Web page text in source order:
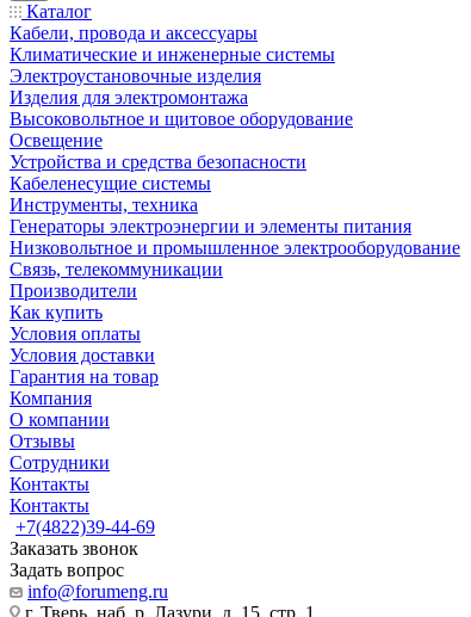
Каталог
Кабели, провода и аксессуары
Климатические и инженерные системы
Электроустановочные изделия
Изделия для электромонтажа
Высоковольтное и щитовое оборудование
Освещение
Устройства и средства безопасности
Кабеленесущие системы
Инструменты, техника
Генераторы электроэнергии и элементы питания
Низковольтное и промышленное электрооборудование
Связь, телекоммуникации
Производители
Как купить
Условия оплаты
Условия доставки
Гарантия на товар
Компания
О компании
Отзывы
Сотрудники
Контакты
Контакты
+7(4822)39-44-69
Заказать звонок
Задать вопрос
info@forumeng.ru
г. Тверь, наб. р. Лазури, д. 15, стр. 1